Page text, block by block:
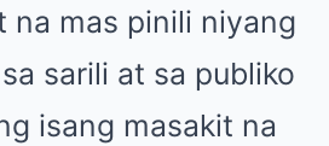
na mas pinili niyang
sarili at sa publiko
isang masakit na